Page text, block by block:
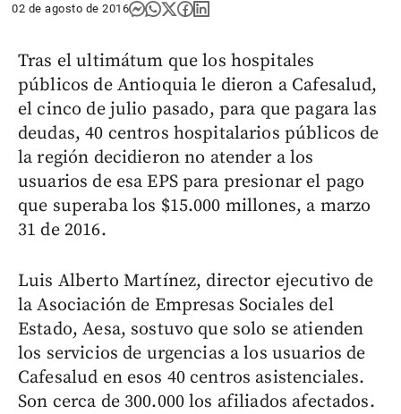
02 de agosto de 2016
Tras el ultimátum que los hospitales
públicos de Antioquia le dieron a Cafesalud,
el cinco de julio pasado, para que pagara las
deudas, 40 centros hospitalarios públicos de
la región decidieron no atender a los
usuarios de esa EPS para presionar el pago
que superaba los $15.000 millones, a marzo
31 de 2016.
Luis Alberto Martínez, director ejecutivo de
la Asociación de Empresas Sociales del
Estado, Aesa, sostuvo que solo se atienden
los servicios de urgencias a los usuarios de
Cafesalud en esos 40 centros asistenciales.
Son cerca de 300.000 los afiliados afectados.